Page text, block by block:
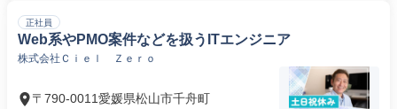
正社員
Web系やPMO案件などを扱うITエンジニア
株式会社Ｃｉｅｌ Ｚｅｒｏ
〒790-0011愛媛県松山市千舟町